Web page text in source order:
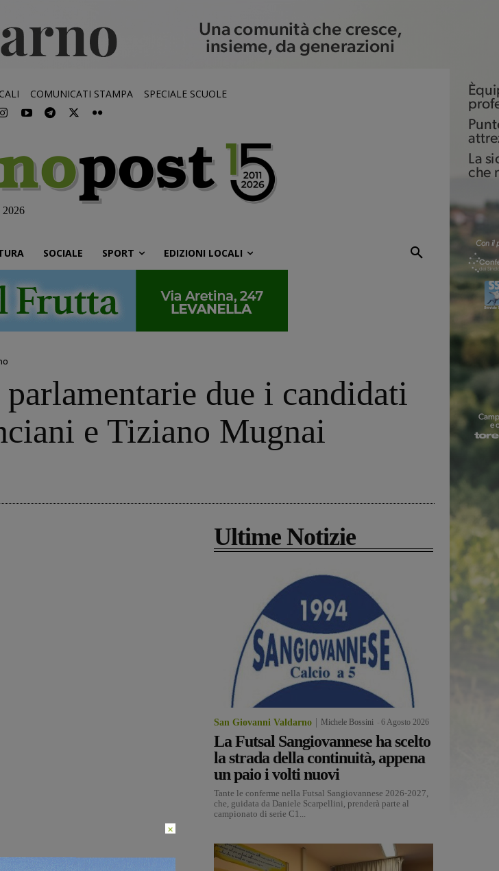
COMUNICATI STAMPA SPECIALE SCUOLE
2026
SOCIALE SPORT EDIZIONI LOCALI
due i candidati
e Tiziano Mugnai
Ultime Notizie
San Giovanni Valdarno Michele Bossini 6 Agosto 2026
La Futsal Sangiovannese ha scelto
la strada della continuità, appena
un paio i volti nuovi
Tante le conferme nella Futsal Sangiovannese 2026-2027,
che, guidata da Daniele Scarpellini, prenderà parte al
campionato di serie C1...
×